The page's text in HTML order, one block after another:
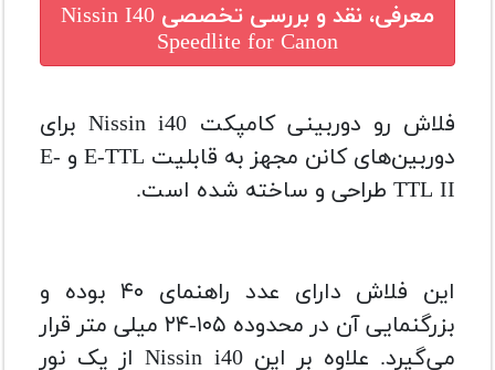
معرفی، نقد و بررسی تخصصی Nissin I40
Speedlite for Canon
فلاش رو دوربینی کامپکت Nissin i40 برای
دوربین‌های کانن مجهز به قابلیت E-TTL و E-
TTL II طراحی و ساخته شده است.
این فلاش دارای عدد راهنمای ۴۰ بوده و
بزرگنمایی آن در محدوده ۱۰۵-۲۴ میلی ‌متر قرار
می‌گیرد. علاوه بر این Nissin i40 از یک نور